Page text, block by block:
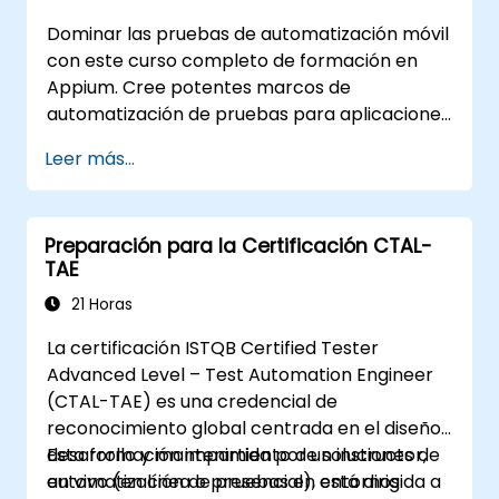
Aplicar las mejores prácticas para
mantener, gestionar, solucionar
problemas y depurar secuencias de
pruebas complejas.
Dominar las pruebas de automatización móvil
con este curso completo de formación en
Appium. Cree potentes marcos de
automatización de pruebas para aplicaciones
líder de la industria, Appium. Adquiera
experiencia práctica configurando Appium,
escribiendo scripts de prueba, identificando
elementos nativos y web, y generando
informes detallados de pruebas. Ideal para
ingenieros QA y profesionales de las pruebas
automatización y pruebas móviles a su
conjunto de herramientas. Punto de partida
perfecto para la certificación de Appium y el
avance profesional en la garantía de calidad
móvil.
Leer más...
Preparación para la Certificación CTAL-
TAE
21 Horas
La certificación ISTQB Certified Tester
Advanced Level – Test Automation Engineer
(CTAL-TAE) es una credencial de
reconocimiento global centrada en el diseño,
desarrollo y mantenimiento de soluciones de
automatización de pruebas en entornos
Esta formación impartida por un instructor,
en vivo (en línea o presencial), está dirigida a